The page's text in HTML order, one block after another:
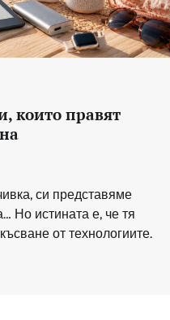
които правят
си представяме
Но истината е, че тя
от технологиите.